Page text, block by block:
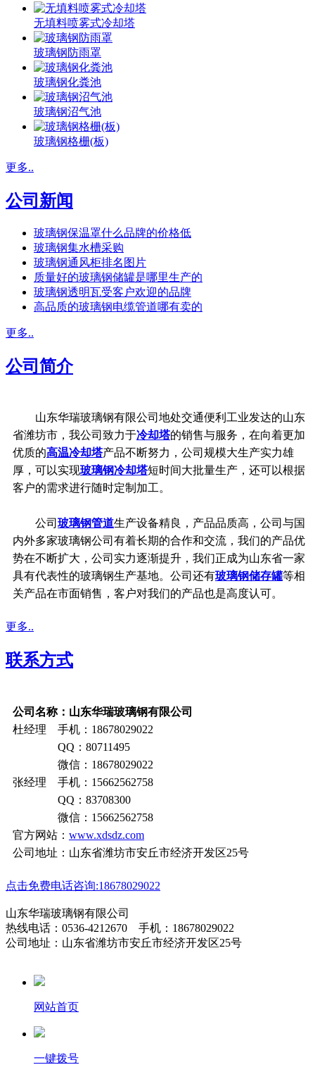
无填料喷雾式冷却塔
玻璃钢防雨罩
玻璃钢化粪池
玻璃钢沼气池
玻璃钢格栅(板)
更多..
公司新闻
玻璃钢保温罩什么品牌的价格低
玻璃钢集水槽采购
玻璃钢通风柜排名图片
质量好的玻璃钢储罐是哪里生产的
玻璃钢透明瓦受客户欢迎的品牌
高品质的玻璃钢电缆管道哪有卖的
更多..
公司简介
山东华瑞玻璃钢有限公司地处交通便利工业发达的山东
省潍坊市，我公司致力于冷却塔的销售与服务，在向着更加
优质的高温冷却塔产品不断努力，公司规模大生产实力雄
厚，可以实现玻璃钢冷却塔短时间大批量生产，还可以根据
客户的需求进行随时定制加工。
公司 玻璃钢管道生产设备精良，产品品质高，公司与国
内外多家玻璃钢公司有着长期的合作和交流，我们的产品优
势在不断扩大，公司实力逐渐提升，我们正成为山东省一家
具有代表性的玻璃钢生产基地。公司还有玻璃钢储存罐等相
关产品在市面销售，客户对我们的产品也是高度认可。
更多..
联系方式
公司名称：山东华瑞玻璃钢有限公司
杜经理 手机：18678029022
QQ：80711495
微信：18678029022
张经理 手机：15662562758
QQ：83708300
微信：15662562758
官方网站： www.xdsdz.com
公司地址：山东省潍坊市安丘市经济开发区25号
点击免费电话咨询:18678029022
山东华瑞玻璃钢有限公司
热线电话：0536-4212670 手机：18678029022
公司地址：山东省潍坊市安丘市经济开发区25号
网站首页
一键拨号